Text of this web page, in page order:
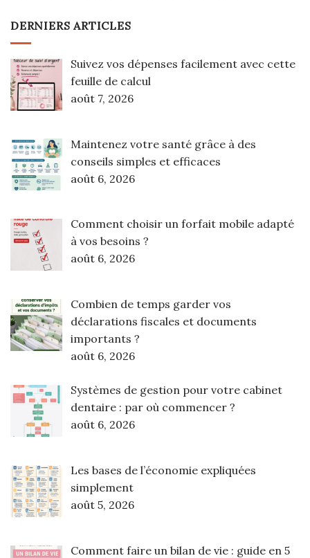
DERNIERS ARTICLES
Suivez vos dépenses facilement avec cette
feuille de calcul
août 7, 2026
Maintenez votre santé grâce à des
conseils simples et efficaces
août 6, 2026
Comment choisir un forfait mobile adapté
à vos besoins ?
août 6, 2026
Combien de temps garder vos
déclarations fiscales et documents
importants ?
août 6, 2026
Systèmes de gestion pour votre cabinet
dentaire : par où commencer ?
août 6, 2026
Les bases de l’économie expliquées
simplement
août 5, 2026
Comment faire un bilan de vie : guide en 5